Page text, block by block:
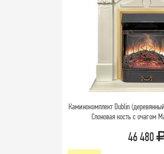
Каминокомплект Dublin
Слоновая кость с очагом
46 480